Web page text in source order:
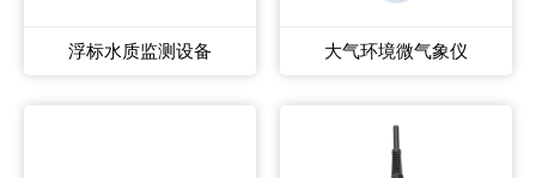
浮标水质监测设备 大气环境微气象仪